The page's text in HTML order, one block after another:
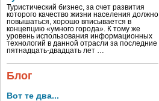
Туристический бизнес, за счет развития
которого качество жизни населения должно
повышаться, хорошо вписывается в
концепцию «умного города». К тому же
уровень использования информационных
технологий в данной отрасли за последние
пятнадцать-двадцать лет …
Блог
Вот те два...